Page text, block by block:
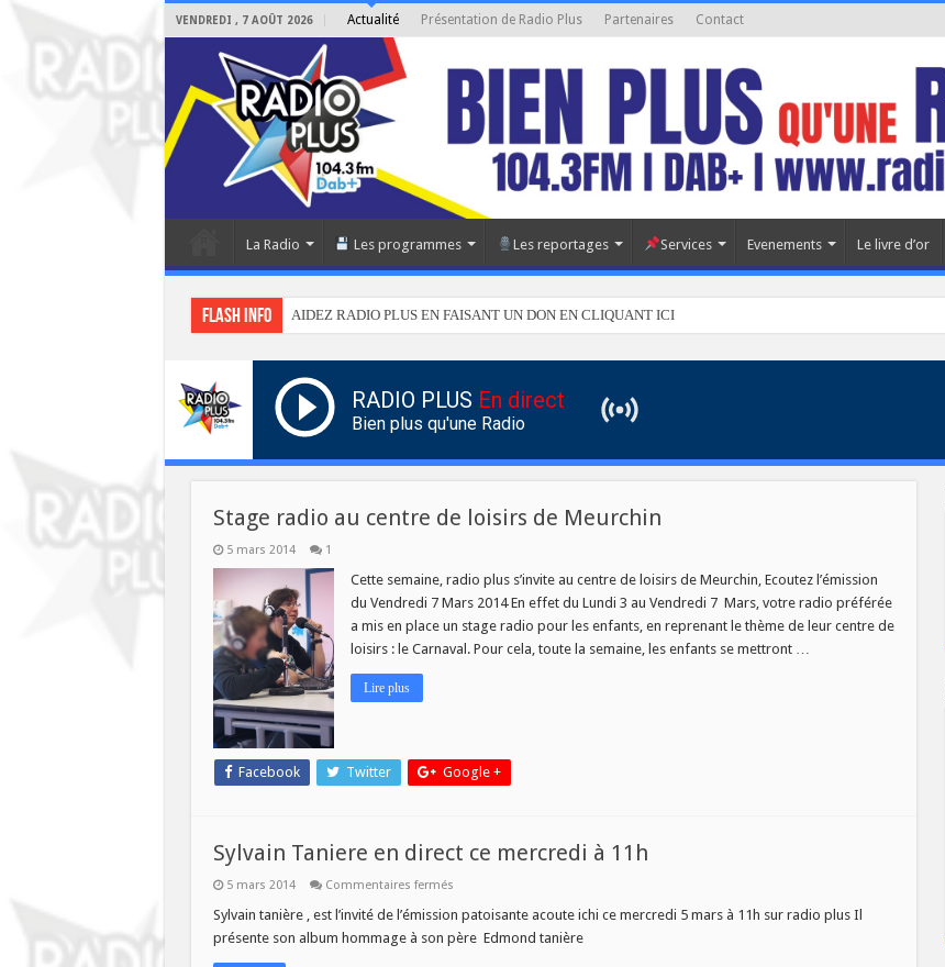
VENDREDI , 7 AOÛT 2026 Actualité Présentation de Radio Plus Partenaires Contact
La Radio Les programmes Les reportages Services Evenements Le livre d’or
Flash info AIDEZ RADIO PLUS EN FAISANT UN DON EN CLIQUANT ICI
RADIO PLUS En direct
Bien plus qu'une Radio
Stage radio au centre de loisirs de Meurchin
5 mars 2014 1
Cette semaine, radio plus s’invite au centre de loisirs de Meurchin, Ecoutez l’émission
du Vendredi 7 Mars 2014 En effet du Lundi 3 au Vendredi 7 Mars, votre radio préférée
a mis en place un stage radio pour les enfants, en reprenant le thème de leur centre de
loisirs : le Carnaval. Pour cela, toute la semaine, les enfants se mettront …
Lire plus
Facebook Twitter Google +
Sylvain Taniere en direct ce mercredi à 11h
5 mars 2014 Commentaires ferméssur
Taniere
en
direct
Sylvain tanière , est l’invité de l’émission patoisante acoute ichi ce mercredi 5 mars à 11h sur radio plus Il
présente son album hommage à son père Edmond tanière